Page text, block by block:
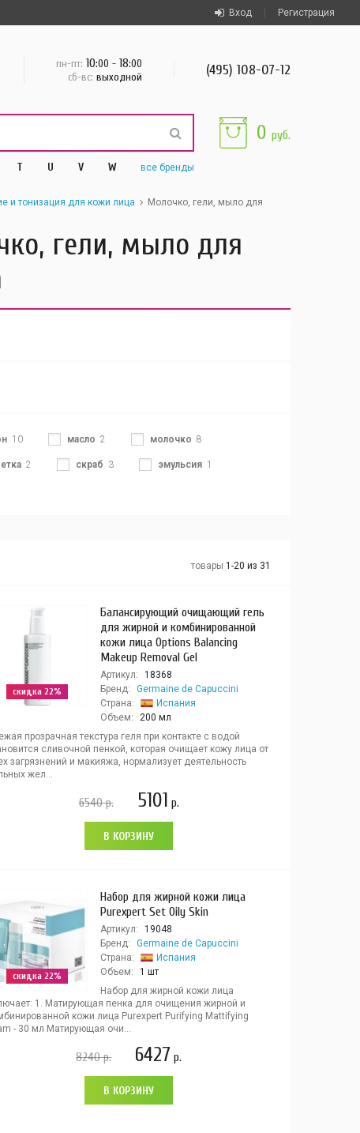
Вход Регистрация
пн-пт: 10:00 - 18:00
сб-вс: выходной (495) 108-07-12
T U V W все бренды
0 руб.
и тонизация для кожи лица
Молочко, гели, мыло для
гели, мыло для
10 масло 2 молочко 8
2 скраб 3 эмульсия 1
товары 1-20 из 31
скидка 22%
Балансирующий очищающий гель
для жирной и комбинированной
кожи лица Options Balancing
Makeup Removal Gel
Артикул:
18368
Бренд:
Germaine de Capuccini
Страна:
Испания
Объем:
200 мл
прозрачная текстура геля при контакте с водой
сливочной пенкой, которая очищает кожу лица от
загрязнений и макияжа, нормализует деятельность
жел...
6540р. 5101 р.
В КОРЗИНУ
скидка 22%
Набор для жирной кожи лица
Purexpert Set Oily Skin
Артикул:
19048
Бренд:
Germaine de Capuccini
Страна:
Испания
Объем:
1 шт
Набор для жирной кожи лица
1. Матирующая пенка для очищения жирной и
кожи лица Purexpert Purifying Mattifying
- 30 мл Матирующая очи...
8240р. 6427 р.
В КОРЗИНУ